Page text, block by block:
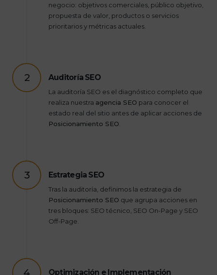
negocio: objetivos comerciales, público objetivo,
propuesta de valor, productos o servicios
prioritarios y métricas actuales.
2 Auditoría SEO
La auditoría SEO es el diagnóstico completo que
realiza nuestra agencia SEO para conocer el
estado real del sitio antes de aplicar acciones de
Posicionamiento SEO
3 Estrategia SEO
Tras la auditoría, definimos la estrategia de
Posicionamiento SEO que agrupa acciones en
tres bloques: SEO técnico, SEO On-Page y SEO
Off-Page.
4 Optimización e Implementación